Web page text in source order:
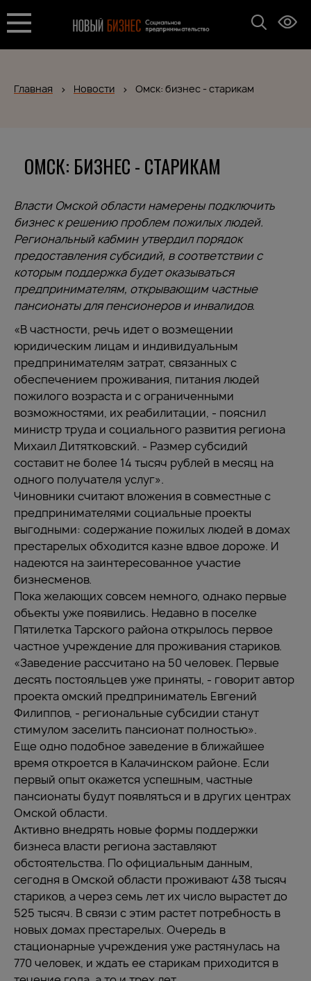
Главная Новости Омск: бизнес - старикам
ОМСК: БИЗНЕС - СТАРИКАМ
Власти Омской области намерены подключить
бизнес к решению проблем пожилых людей.
Региональный кабмин утвердил порядок
предоставления субсидий, в соответствии с
которым поддержка будет оказываться
предпринимателям, открывающим частные
пансионаты для пенсионеров и инвалидов.
«В частности, речь идет о возмещении
юридическим лицам и индивидуальным
предпринимателям затрат, связанных с
обеспечением проживания, питания людей
пожилого возраста и с ограниченными
возможностями, их реабилитации, - пояснил
министр труда и социального развития региона
Михаил Дитятковский. - Размер субсидий
составит не более 14 тысяч рублей в месяц на
одного получателя услуг».
Чиновники считают вложения в совместные с
предпринимателями социальные проекты
выгодными: содержание пожилых людей в домах
престарелых обходится казне вдвое дороже. И
надеются на заинтересованное участие
бизнесменов.
Пока желающих совсем немного, однако первые
объекты уже появились. Недавно в поселке
Пятилетка Тарского района открылось первое
частное учреждение для проживания стариков.
«Заведение рассчитано на 50 человек. Первые
десять постояльцев уже приняты, - говорит автор
проекта омский предприниматель Евгений
Филиппов, - региональные субсидии станут
стимулом заселить пансионат полностью».
Еще одно подобное заведение в ближайшее
время откроется в Калачинском районе. Если
первый опыт окажется успешным, частные
пансионаты будут появляться и в других центрах
Омской области.
Активно внедрять новые формы поддержки
бизнеса власти региона заставляют
обстоятельства. По официальным данным,
сегодня в Омской области проживают 438 тысяч
стариков, а через семь лет их число вырастет до
525 тысяч. В связи с этим растет потребность в
новых домах престарелых. Очередь в
стационарные учреждения уже растянулась на
770 человек, и ждать ее старикам приходится в